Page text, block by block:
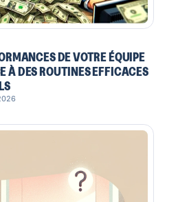
DE VOTRE ÉQUIPE
À DES ROUTINES EFFICACES